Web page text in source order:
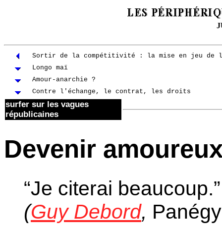
Sortir de la compétitivité : la mise en jeu de
Longo maï
Amour-anarchie ?
Contre l'échange, le contrat, les droits
surfer sur les vagues
républicaines
Devenir
“Je citerai beaucoup.”
(Guy Debord,